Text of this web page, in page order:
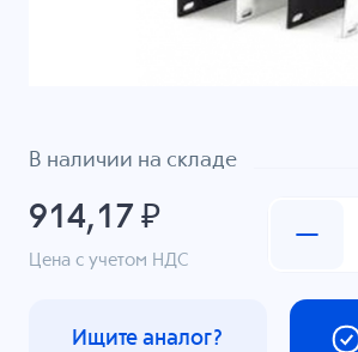
В наличии на складе
914,17 ₽
Цена с учетом НДС
Ищите аналог?